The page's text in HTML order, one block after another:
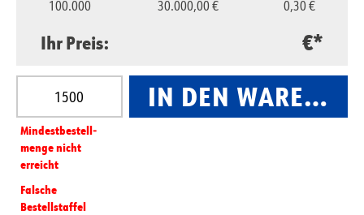
100.000
30.000,00 € 0,30 €
Ihr Preis: €*
Produkt Anzahl: Gib den gewünschten Wert ein
Mindest­­bestell­­
menge nicht
erreicht
Falsche
Bestellstaffel
IN DEN